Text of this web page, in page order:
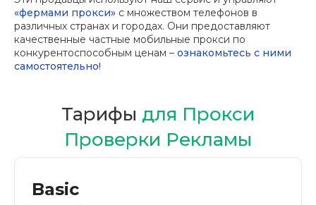
«фермами прокси» с множеством телефонов в
различных странах и городах. Они предоставляют
качественные частные мобильные прокси по
конкурентоспособным ценам – ознакомьтесь с ними
самостоятельно!
Тарифы для Прокси
Проверки Рекламы
Basic